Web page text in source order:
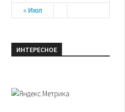
« Июл
ИНТЕРЕСНОЕ